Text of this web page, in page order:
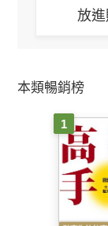
放
本類暢銷榜
1